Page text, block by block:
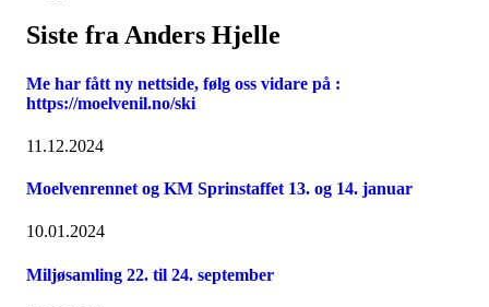
Siste fra Anders Hjelle
Me har fått ny nettside, følg oss vidare på :
https://moelvenil.no/ski
11.12.2024
Moelvenrennet og KM Sprinstaffet 13. og 14. januar
10.01.2024
Miljøsamling 22. til 24. september